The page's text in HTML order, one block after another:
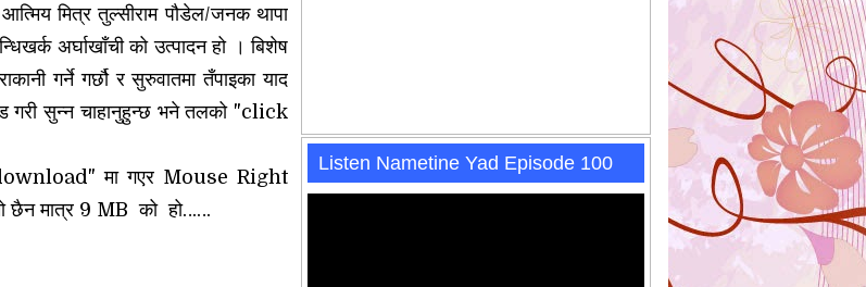
मित्र तुल्सीराम पौडेल/जनक थापा
अर्घाखाँची को उत्पादन हो । बिशेष
गर्ने गर्छौ र सुरुवातमा तँपाइका याद
गरी सुन्न चाहानुहुन्छ भने तलको "click
मा गएर Mouse Right
छैन मात्र 9 MB को हो……
Listen Nametine Yad Episode 100